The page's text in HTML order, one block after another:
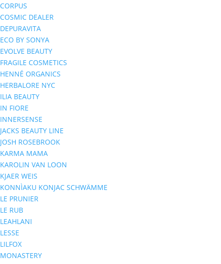
CORPUS
COSMIC DEALER
DEPURAVITA
ECO BY SONYA
EVOLVE BEAUTY
FRAGILE COSMETICS
HENNÉ ORGANICS
HERBALORE NYC
ILIA BEAUTY
IN FIORE
INNERSENSE
JACKS BEAUTY LINE
JOSH ROSEBROOK
KARMA MAMA
KAROLIN VAN LOON
KJAER WEIS
KONNÌAKU KONJAC SCHWÄMME
LE PRUNIER
LE RUB
LEAHLANI
LESSE
LILFOX
MONASTERY